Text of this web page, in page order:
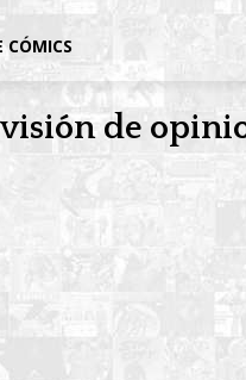
CÓMICS
de